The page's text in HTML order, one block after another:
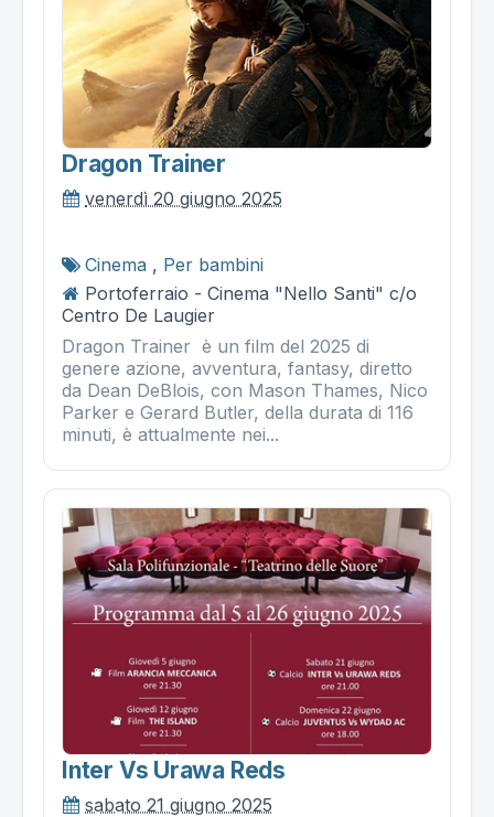
Dragon Trainer
venerdì 20 giugno 2025
Cinema , Per bambini
Portoferraio - Cinema "Nello Santi" c/o
Centro De Laugier
Dragon Trainer è un film del 2025 di
genere azione, avventura, fantasy, diretto
da Dean DeBlois, con Mason Thames, Nico
Parker e Gerard Butler, della durata di 116
minuti, è attualmente nei...
Inter Vs Urawa Reds
sabato 21 giugno 2025